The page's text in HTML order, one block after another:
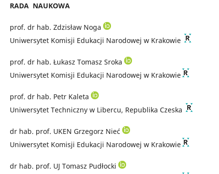
RADA NAUKOWA
prof. dr hab. Zdzisław Noga
Uniwersytet Komisji Edukacji Narodowej w Krakowie
prof. dr hab. Łukasz Tomasz Sroka
Uniwersytet Komisji Edukacji Narodowej w Krakowie
prof. dr hab. Petr Kaleta
Uniwersytet Techniczny w Libercu, Republika Czeska
dr hab. prof. UKEN Grzegorz Nieć
Uniwersytet Komisji Edukacji Narodowej w Krakowie
dr hab. prof. UJ Tomasz Pudłocki